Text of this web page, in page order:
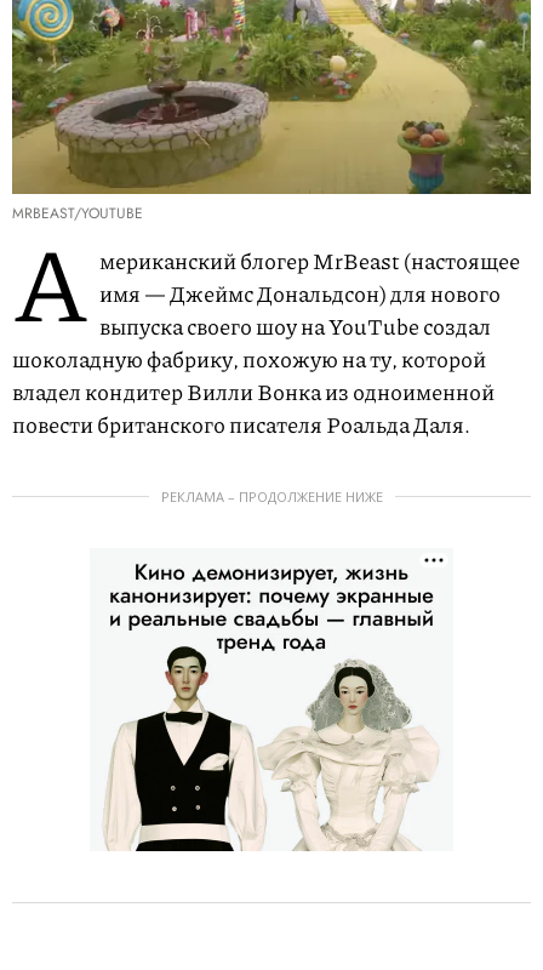
MRBEAST/YOUTUBE
А мериканский блогер MrBeast (настоящее
имя — Джеймс Дональдсон) для нового
выпуска своего шоу на YouTube создал
шоколадную фабрику, похожую на ту, которой
владел кондитер Вилли Вонка из одноименной
повести британского писателя Роальда Даля.
РЕКЛАМА – ПРОДОЛЖЕНИЕ НИЖЕ